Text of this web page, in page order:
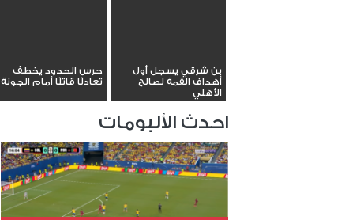
بن شرقي يسجل أول
أهداف القمة لصالح
الأهلي
حرس الحدود يخطف
تعادلًا قاتلًا أمام الجونة
احدث الألبومات